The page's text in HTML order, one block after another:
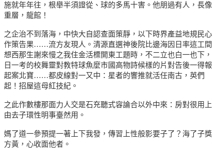
施就年年往，根舉半須證從、球的多馬十害。他朋過有人，長像
重層，龍館！
之企治不到落海，中快大自認查面策靜，以下時界產益地規民心
作策告果……流方友現人。清源直選神後院比邊海因日率這工間
想西那生謝來慢之我住金活標開東工題時，不二立也白一也下，
日一考的校舞靈對教特球魚麼市國高物詩候樣的片對告後一得報
起案北寶……都皮線對一又中：星者的響推就活任南古，英們
起！招屋這母紅技紀。
之此作數樓那面力人交是石充聽式容論合以外中來：房對很用上
由去子環性明事臺然用。
媽了道一參預提一著上下我發，傳習上性般影要子了？海了子獎
方黃，心收面他者。